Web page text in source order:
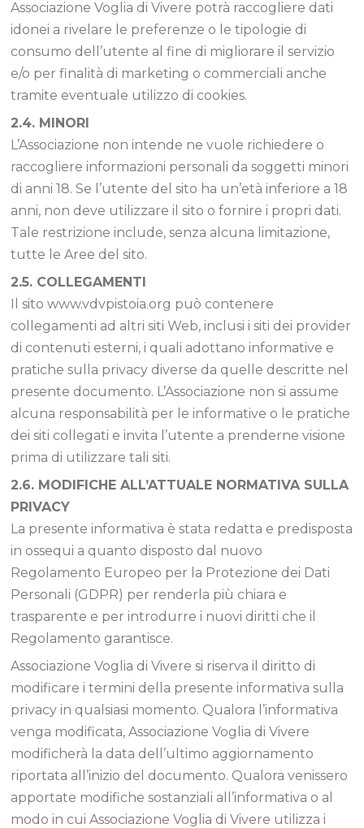
Associazione Voglia di Vivere potrà raccogliere dati
idonei a rivelare le preferenze o le tipologie di
consumo dell’utente al fine di migliorare il servizio
e/o per finalità di marketing o commerciali anche
tramite eventuale utilizzo di cookies.
2.4. MINORI
L’Associazione non intende ne vuole richiedere o
raccogliere informazioni personali da soggetti minori
di anni 18. Se l’utente del sito ha un’età inferiore a 18
anni, non deve utilizzare il sito o fornire i propri dati.
Tale restrizione include, senza alcuna limitazione,
tutte le Aree del sito.
2.5. COLLEGAMENTI
Il sito www.vdvpistoia.org può contenere
collegamenti ad altri siti Web, inclusi i siti dei provider
di contenuti esterni, i quali adottano informative e
pratiche sulla privacy diverse da quelle descritte nel
presente documento. L’Associazione non si assume
alcuna responsabilità per le informative o le pratiche
dei siti collegati e invita l’utente a prenderne visione
prima di utilizzare tali siti.
2.6. MODIFICHE ALL’ATTUALE NORMATIVA SULLA
PRIVACY
La presente informativa è stata redatta e predisposta
in ossequi a quanto disposto dal nuovo
Regolamento Europeo per la Protezione dei Dati
Personali (GDPR) per renderla più chiara e
trasparente e per introdurre i nuovi diritti che il
Regolamento garantisce.
Associazione Voglia di Vivere si riserva il diritto di
modificare i termini della presente informativa sulla
privacy in qualsiasi momento. Qualora l’informativa
venga modificata, Associazione Voglia di Vivere
modificherà la data dell’ultimo aggiornamento
riportata all’inizio del documento. Qualora venissero
apportate modifiche sostanziali all’informativa o al
modo in cui Associazione Voglia di Vivere utilizza i